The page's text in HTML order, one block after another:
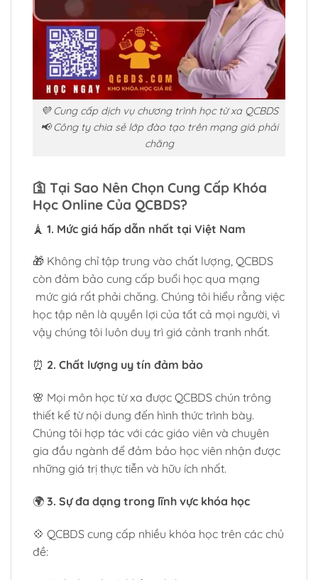
💜 Cung cấp dịch vụ chương trình học từ xa QCBDS
📢 Công ty chia sẻ lớp đào tạo trên mạng giá phải
chăng
🛐 Tại Sao Nên Chọn Cung Cấp Khóa
Học Online Của QCBDS?
🗼 1. Mức giá hấp dẫn nhất tại Việt Nam
🎁 Không chỉ tập trung vào chất lượng, QCBDS
còn đảm bảo cung cấp buổi học qua mạng
mức giá rất phải chăng. Chúng tôi hiểu rằng việc
học tập nên là quyền lợi của tất cả mọi người, vì
vậy chúng tôi luôn duy trì giá cảnh tranh nhất.
⏰ 2. Chất lượng uy tín đảm bảo
🌸 Mọi môn học từ xa được QCBDS chún trông
thiết kế từ nội dung đến hình thức trình bày.
Chúng tôi hợp tác với các giáo viên và chuyên
gia đầu ngành để đảm bảo học viên nhận được
những giá trị thực tiễn và hữu ích nhất.
🌍 3. Sự đa dạng trong lĩnh vực khóa học
💠 QCBDS cung cấp nhiều khóa học trên các chủ
đề: